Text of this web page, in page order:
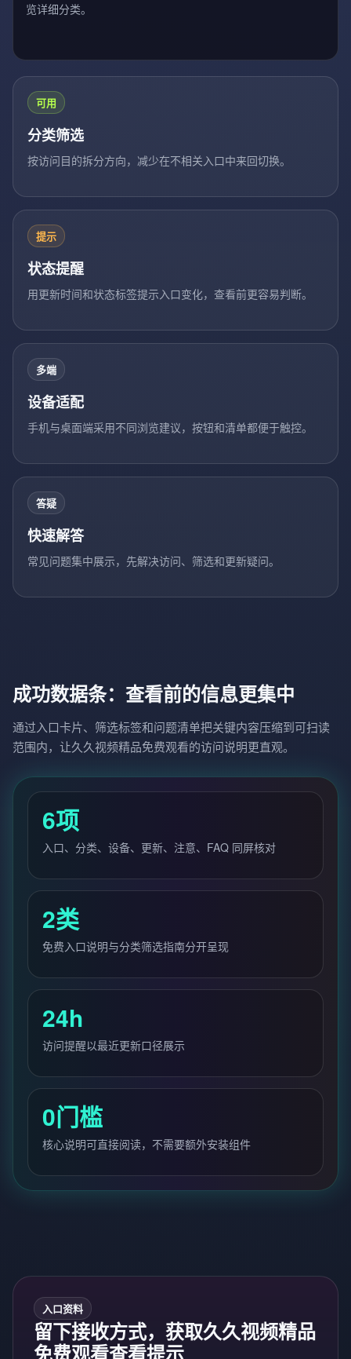
览详细分类。
可用
分类筛选
按访问目的拆分方向，减少在不相关入口中来回切换。
提示
状态提醒
用更新时间和状态标签提示入口变化，查看前更容易判断。
多端
设备适配
手机与桌面端采用不同浏览建议，按钮和清单都便于触控。
答疑
快速解答
常见问题集中展示，先解决访问、筛选和更新疑问。
成功数据条：查看前的信息更集中
通过入口卡片、筛选标签和问题清单把关键内容压缩到可扫读
范围内，让久久视频精品免费观看的访问说明更直观。
6项
入口、分类、设备、更新、注意、FAQ 同屏核对
2类
免费入口说明与分类筛选指南分开呈现
24h
访问提醒以最近更新口径展示
0门槛
核心说明可直接阅读，不需要额外安装组件
入口资料
留下接收方式，获取久久视频精品
免费观看查看提示